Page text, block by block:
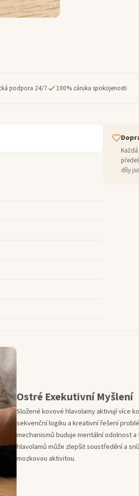
podpora 24/7 100% záruka spokojenosti
díly
Ostré Exekutivní Myšlení
Složené kovové hlavolamy aktivují více
sekvenční logiku a kreativní řešení
mechanismů buduje mentální odolnost
hlavolamů může zlepšit soustředění a
mozkovou aktivitou.